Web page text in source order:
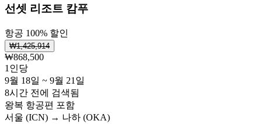
선셋 리조트 캄푸
항공 100% 할인
₩1,425,914
₩868,500
1인당
9월 18일 ~ 9월 21일
8시간 전에 검색됨
왕복 항공편 포함
서울 (ICN) → 나하 (OKA)